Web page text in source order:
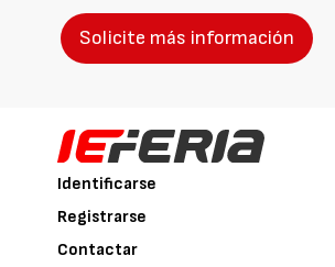
Solicite más información
Identificarse
Registrarse
Contactar